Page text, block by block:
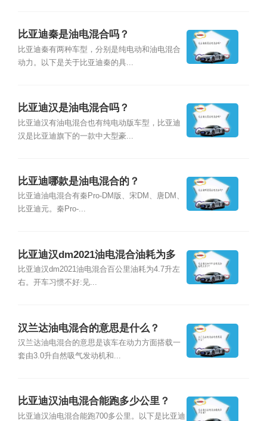
比亚迪秦是油电混合吗？
比亚迪秦有两种车型，分别是纯电动和油电混合
动力。以下是关于比亚迪秦的具...
比亚迪汉是油电混合吗？
比亚迪汉有油电混合也有纯电动版车型，比亚迪
汉是比亚迪旗下的一款中大型豪...
比亚迪哪款是油电混合的？
比亚迪油电混合有秦Pro-DM版、宋DM、唐DM、
比亚迪元。秦Pro-...
比亚迪汉dm2021油电混合油耗为多
少？
比亚迪汉dm2021油电混合百公里油耗为4.7升左
右。开车习惯不好:见...
汉兰达油电混合的意思是什么？
汉兰达油电混合的意思是该车在动力方面搭载一
套由3.0升自然吸气发动机和...
比亚迪汉油电混合能跑多少公里？
比亚迪汉油电混合能跑700多公里。以下是比亚迪